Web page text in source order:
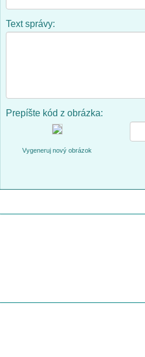
Text správy:
Prepíšte kód z obrázka:
Vygeneruj nový obrázok